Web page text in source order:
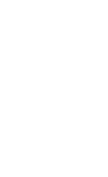
皆
手